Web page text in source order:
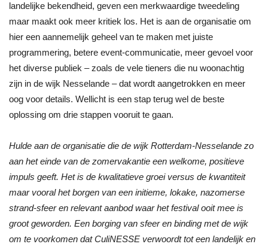
landelijke bekendheid, geven een merkwaardige tweedeling
maar maakt ook meer kritiek los. Het is aan de organisatie om
hier een aannemelijk geheel van te maken met juiste
programmering, betere event-communicatie, meer gevoel voor
het diverse publiek – zoals de vele tieners die nu woonachtig
zijn in de wijk Nesselande – dat wordt aangetrokken en meer
oog voor details. Wellicht is een stap terug wel de beste
oplossing om drie stappen vooruit te gaan.
Hulde aan de organisatie die de wijk Rotterdam-Nesselande zo
aan het einde van de zomervakantie een welkome, positieve
impuls geeft. Het is de kwalitatieve groei versus de kwantiteit
maar vooral het borgen van een initieme, lokake, nazomerse
strand-sfeer en relevant aanbod waar het festival ooit mee is
groot geworden. Een borging van sfeer en binding met de wijk
om te voorkomen dat CuliNESSE verwoordt tot een landelijk en